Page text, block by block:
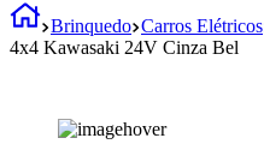
Brinquedo Carros Elétricos
4x4 Kawasaki 24V Cinza Bel